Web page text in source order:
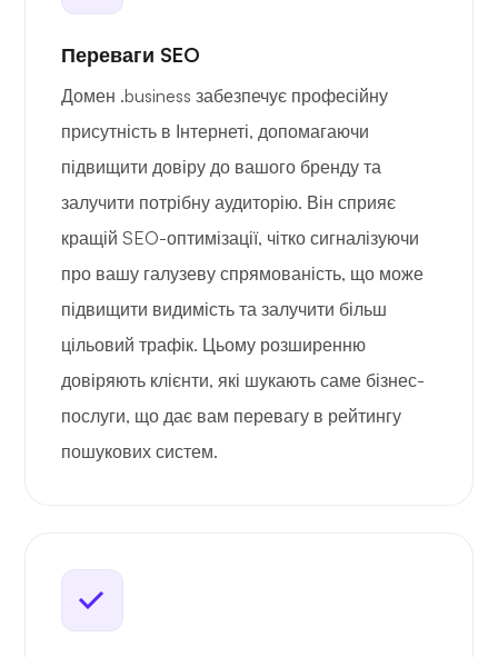
Переваги SEO
Домен .business забезпечує професійну
присутність в Інтернеті, допомагаючи
підвищити довіру до вашого бренду та
залучити потрібну аудиторію. Він сприяє
кращій SEO-оптимізації, чітко сигналізуючи
про вашу галузеву спрямованість, що може
підвищити видимість та залучити більш
цільовий трафік. Цьому розширенню
довіряють клієнти, які шукають саме бізнес-
послуги, що дає вам перевагу в рейтингу
пошукових систем.